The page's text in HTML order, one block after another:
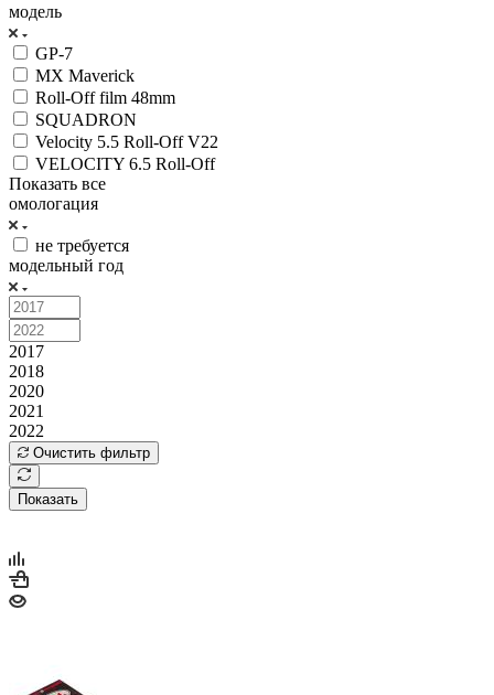
модель
GP-7
MX Maverick
Roll-Off film 48mm
SQUADRON
Velocity 5.5 Roll-Off V22
VELOCITY 6.5 Roll-Off
Показать все
омологация
не требуется
модельный год
2017
2018
2020
2021
2022
Очистить фильтр
Показать